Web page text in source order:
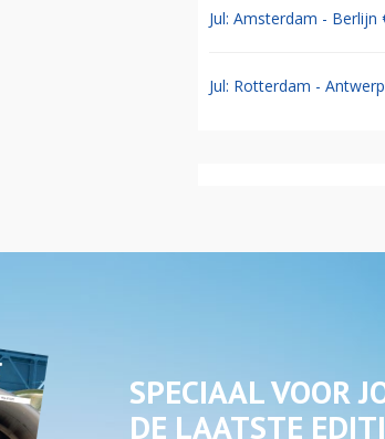
Jul: Amsterdam - Berlijn
Jul: Rotterdam -
SPECIAAL VOOR
DE LAATSTE